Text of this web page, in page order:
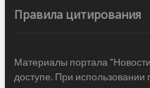
Правила цитирования
Материалы портала
доступе. При использовании